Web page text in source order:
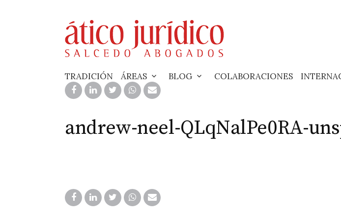
TRADICIÓN ÁREAS BLOG COLABORACIONES
andrew-neel-QLqNalPe0RA-